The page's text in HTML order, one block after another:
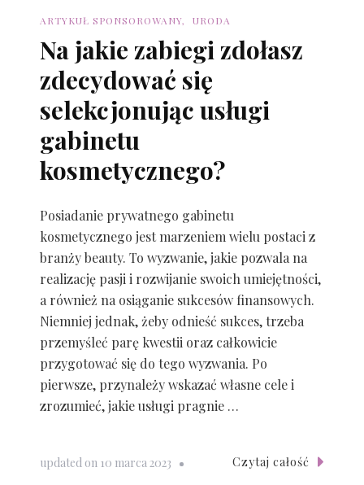
ARTYKUŁ SPONSOROWANY URODA
Na jakie zabiegi zdołasz
zdecydować się
selekcjonując usługi
gabinetu
kosmetycznego?
Posiadanie prywatnego gabinetu
kosmetycznego jest marzeniem wielu postaci z
branży beauty. To wyzwanie, jakie pozwala na
realizację pasji i rozwijanie swoich umiejętności,
a również na osiąganie sukcesów finansowych.
Niemniej jednak, żeby odnieść sukces, trzeba
przemyśleć parę kwestii oraz całkowicie
przygotować się do tego wyzwania. Po
pierwsze, przynależy wskazać własne cele i
zrozumieć, jakie usługi pragnie …
updated on 10 marca 2023 Czytaj całość